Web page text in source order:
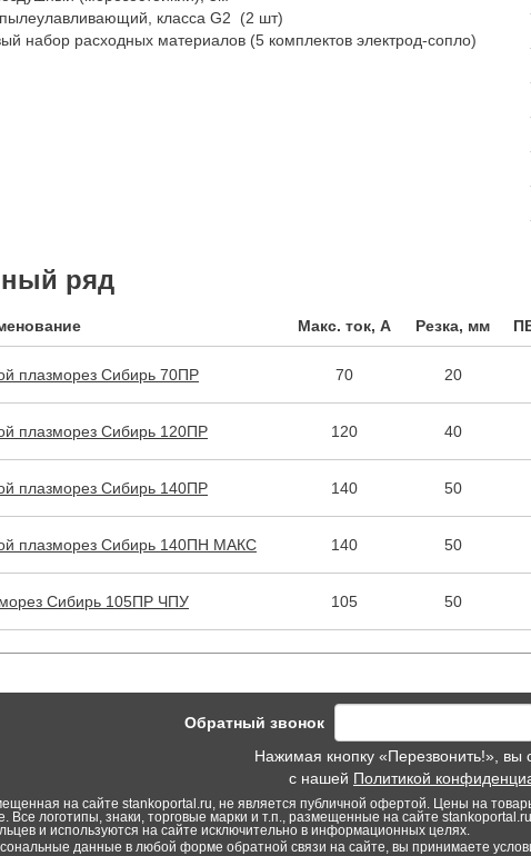
класса G2 (2 шт)
набор расходных материалов (5 комплектов электрод-сопло)
ряд
Макс. ток, А Резка, мм
плазморез Сибирь 70ПР 70 20
плазморез Сибирь 120ПР 120 40
плазморез Сибирь 140ПР 140 50
плазморез Сибирь 140ПН МАКС 140 50
Сибирь 105ПР ЧПУ 105 50
Обратный звонок
Нажимая кнопку «Перезвонить!», вы
с нашей Политикой
на сайте stankoportal.ru, не является публичной офертой. Цены на
Все логотипы, знаки, торговые марки и т.п., размещенные на сайте
и используются на сайте исключительно в информационных целях.
данные в любой форме обратной связи на сайте, вы принимаете